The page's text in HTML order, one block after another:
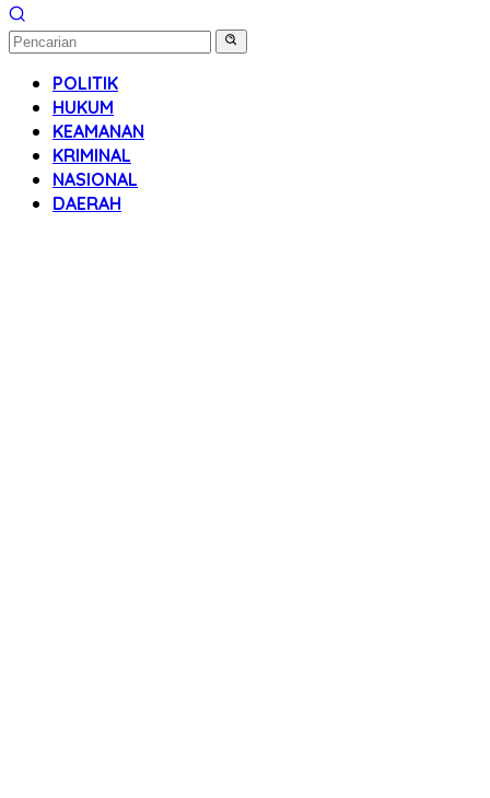
POLITIK
HUKUM
KEAMANAN
KRIMINAL
NASIONAL
DAERAH